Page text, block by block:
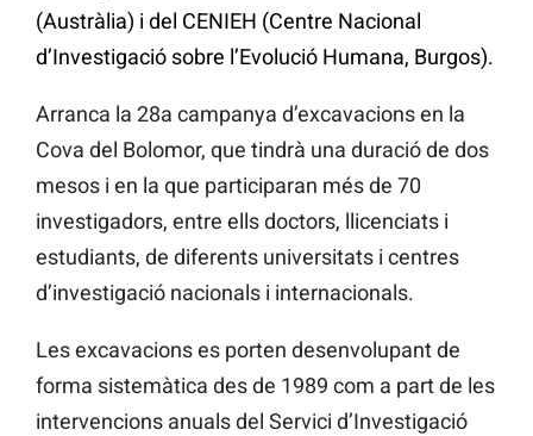
(Austràlia) i del CENIEH (Centre Nacional
d’Investigació sobre l’Evolució Humana, Burgos).
Arranca la 28a campanya d’excavacions en la
Cova del Bolomor, que tindrà una duració de dos
mesos i en la que participaran més de 70
investigadors, entre ells doctors, llicenciats i
estudiants, de diferents universitats i centres
d’investigació nacionals i internacionals.
Les excavacions es porten desenvolupant de
forma sistemàtica des de 1989 com a part de les
intervencions anuals del Servici d’Investigació